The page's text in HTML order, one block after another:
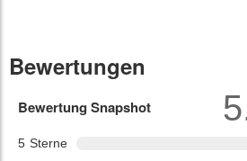
Bewertungen
Bewertung Snapshot
5 Sterne